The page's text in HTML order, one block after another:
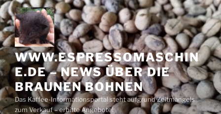
Zum
Inhalt
springen
WWW.ESPRESSOMASCHIN
E.DE – NEWS ÜBER DIE
BRAUNEN BOHNEN
Das Kaffee-Informationsportal steht aufgrund Zeitmangels
zum Verkauf – erbitte Angebote!